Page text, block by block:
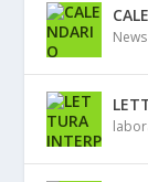
News